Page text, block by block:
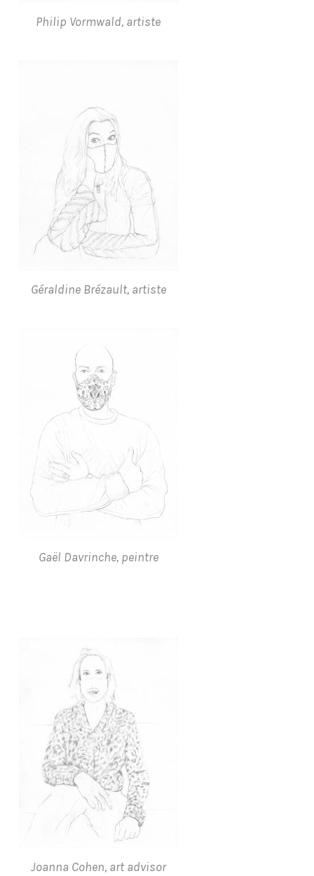
Philip Vormwald, artiste
Géraldine Brézault, artiste
Gaël Davrinche, peintre
Joanna Cohen, art advisor